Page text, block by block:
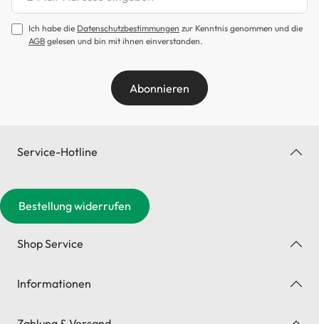
Ich habe die Datenschutzbestimmungen zur Kenntnis genommen und die
AGB gelesen und bin mit ihnen einverstanden.
Abonnieren
Service-Hotline
Bestellung widerrufen
Shop Service
Informationen